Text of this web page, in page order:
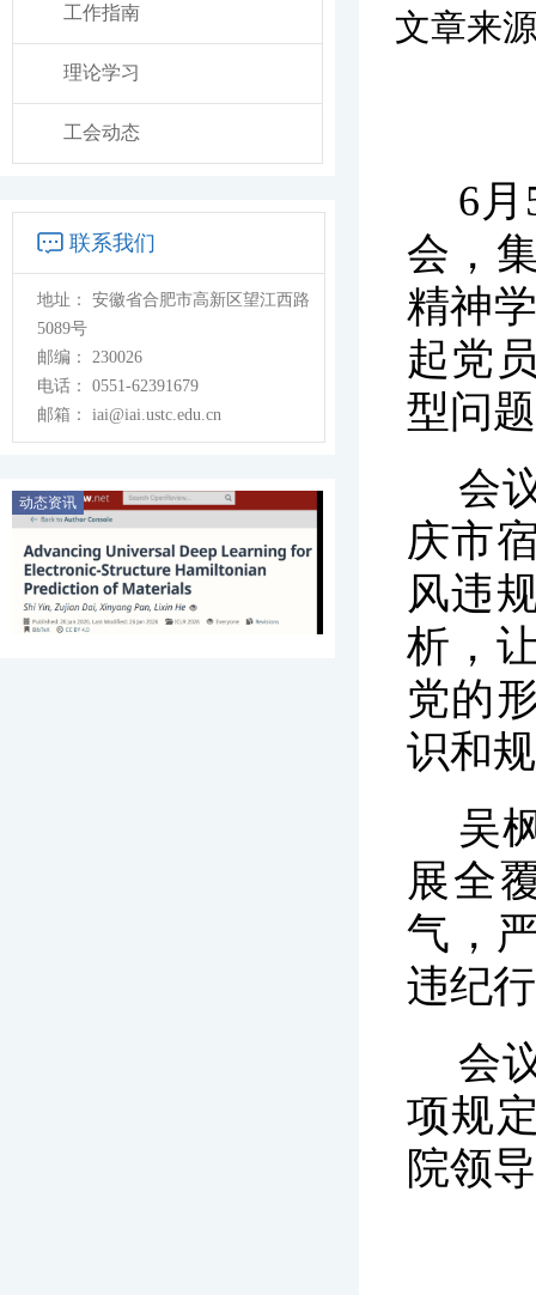
工作指南
理论学习
工会动态
联系我们
地址：
安徽省合肥市高新区望江西路
5089号
邮编：
230026
电话：
0551-62391679
邮箱：
iai@iai.ustc.edu.cn
动态资讯
文章来
6
会，
精神
起党
型问
会
庆市
风违
析，
党的
识和
吴
展全
气，
违纪
会
项规
院领